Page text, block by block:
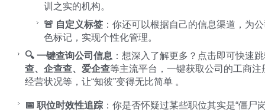
训之实的机构。
🚨 自定义标签 ：你还可以根据自己的信息渠道，为
色标记，实现个性化管理。
🔍 一键查询公司信息 ：想深入了解更多？点击即可快速
查、企查查、爱企查等主流平台，一键获取公司的工商注
经营状况等，让“知彼”变得无比简单 。
📅 职位时效性追踪 ：你是否怀疑过某些职位其实是“僵尸